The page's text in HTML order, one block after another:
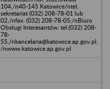
104,/n40-145 Katowice/ntel.
sekretariat (032) 208-78-01 lub
02,/nfax: (032) 208-78-05;/nBiuro
Obsługi Interesantów: tel:(032) 208-
78-
55,/nkancelaria@katowice.ap.gov.pl;
/nwww.katowice.ap.gov.pl